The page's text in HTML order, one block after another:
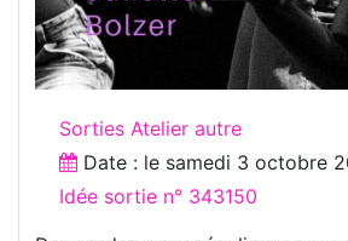
Sorties Atelier autre
Date : le samedi 3 octobre
Idée sortie n° 343150